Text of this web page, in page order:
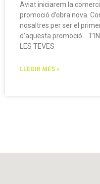
Aviat iniciarem la
promoció d’obra nova.
nosaltres per ser el
d’aquesta promoció.
LES TEVES
LLEGIR MÉS »